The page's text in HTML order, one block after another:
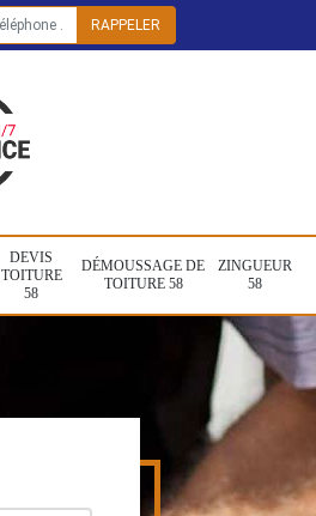
DEVIS
TOITURE
58
DÉMOUSSAGE DE
TOITURE 58
ZINGUEUR
58